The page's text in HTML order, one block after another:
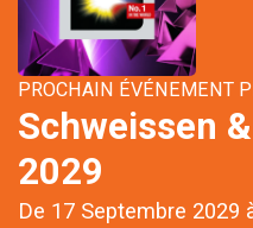
PROCHAIN ÉVÉNEMENT
Schweissen
2029
De 17 Septembre 2029